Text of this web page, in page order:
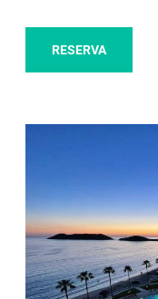
RESERVA